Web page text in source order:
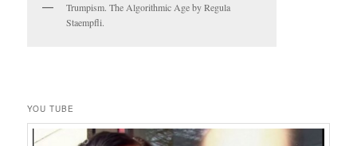
Trumpism. The Algorithmic Age by Regula
Staempfli.
YOU TUBE